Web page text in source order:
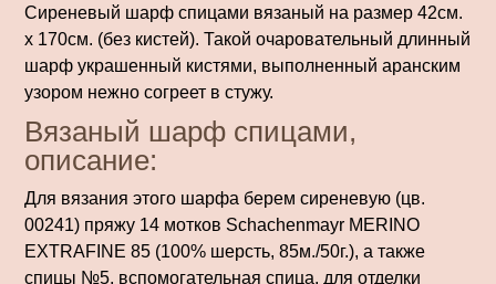
Сиреневый шарф спицами вязаный на размер 42см.
х 170см. (без кистей). Такой очаровательный длинный
шарф украшенный кистями, выполненный аранским
узором нежно согреет в стужу.
Вязаный шарф спицами,
описание:
Для вязания этого шарфа берем сирене­вую (цв.
00241) пряжу 14 мотков Schachenmayr MERINO
EXTRAFINE 85 (100% шерсть, 85м./50г.), а также
спицы №5, вспомогательная спица, для отделки